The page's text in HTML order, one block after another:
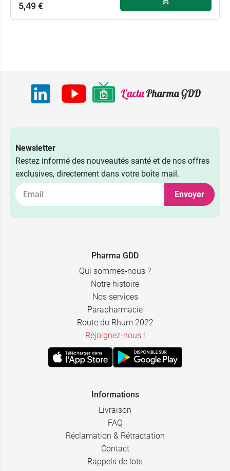
5,49 €
Newsletter
Restez informé des nouveautés santé et de nos offres
exclusives, directement dans votre boîte mail.
Envoyer
Pharma GDD
Qui sommes-nous ?
Notre histoire
Nos services
Parapharmacie
Route du Rhum 2022
Rejoignez-nous !
Informations
Livraison
FAQ
Réclamation & Rétractation
Contact
Rappels de lots